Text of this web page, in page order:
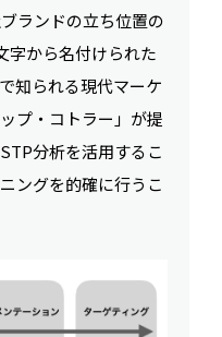
ランドの立ち位置の
字から名付けられた
知られる現代マーケ
プ・コトラー」が提
分析を活用するこ
ングを的確に行うこ